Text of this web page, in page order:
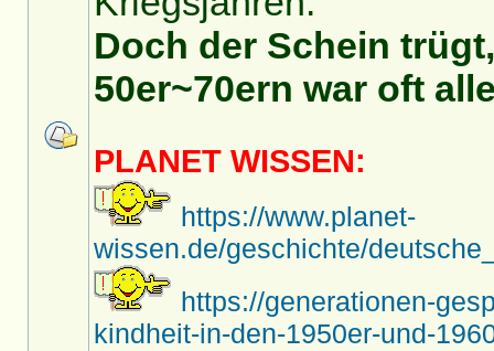
Doch der Schein
50er~70ern war oft
PLANET WISSEN:
https://www.planet-
wissen.de/geschichte/
https://generationen-
kindheit-in-den-1950er-und-